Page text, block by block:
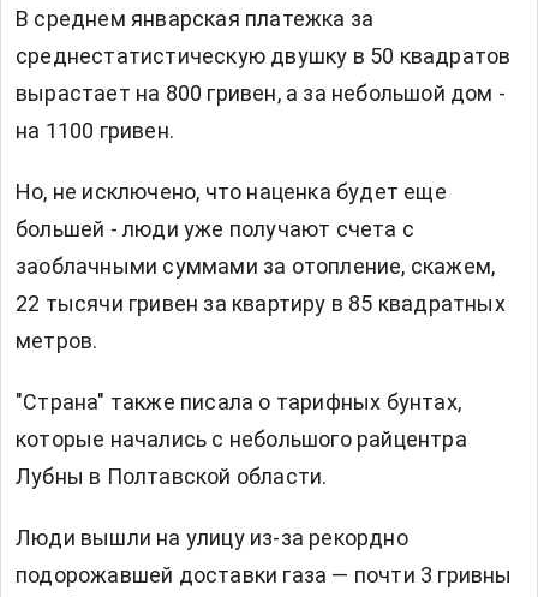
В среднем январская платежка за
среднестатистическую двушку в 50 квадратов
вырастает на 800 гривен, а за небольшой дом -
на 1100 гривен.
Но, не исключено, что наценка будет еще
большей - люди уже получают счета с
заоблачными суммами за отопление, скажем,
22 тысячи гривен за квартиру в 85 квадратных
метров.
"Страна" также писала о тарифных бунтах,
которые начались с небольшого райцентра
Лубны в Полтавской области.
Люди вышли на улицу из-за рекордно
подорожавшей доставки газа — почти 3 гривны